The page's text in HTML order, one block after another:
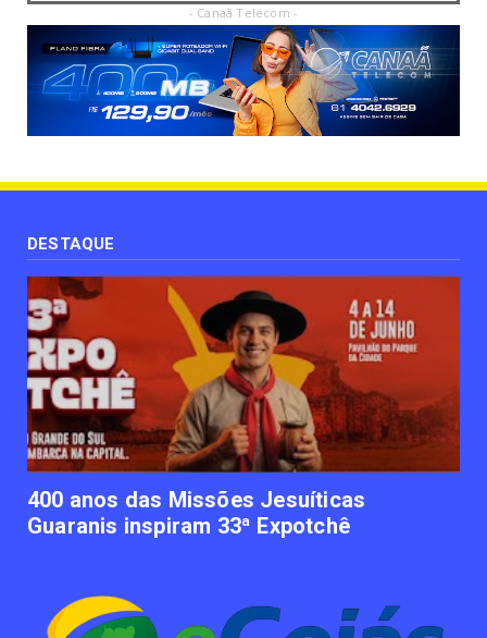
Com mais da metade dos cargos de
liderança ocupados por mulh...
June 16, 2023
UNCATEGORIZED
Paisagismo valoriza imóvel e atrai clientes
UNCATEGORIZED
June 12, 2023
UNCATEGORIZED
Empresas apostam em iniciativas de
felicidade corporativa pa...
June 09, 2023
UNCATEGORIZED
Lawtech gaúcha ajuda advogados a
organizarem sua vida financ...
June 09, 2023
- Canaã Telecom -
DESTAQUE
400 anos das Missões Jesuíticas
Guaranis inspiram 33ª Expotchê